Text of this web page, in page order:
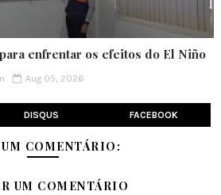
enfrentar os efeitos do El Niño
Aug 05, 2026
DISQUS FACEBOOK
COMENTÁRIO:
UM COMENTÁRIO